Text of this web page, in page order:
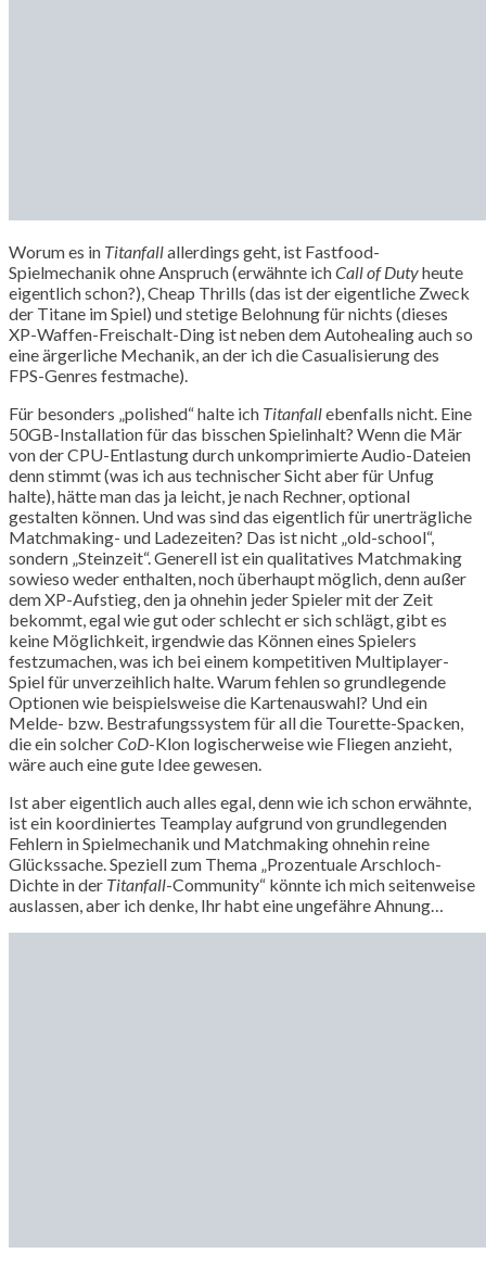
Worum es in Titanfallallerdings geht, ist Fastfood-
Spielmechanik ohne Anspruch (erwähnte ichCall of Dutyheute
eigentlich schon?), Cheap Thrills (das ist der eigentliche Zweck
der Titane im Spiel) und stetige Belohnung für nichts (dieses
XP-Waffen-Freischalt-Ding ist neben dem Autohealing auch so
eine ärgerliche Mechanik, an der ich die Casualisierung des
FPS-Genres festmache).
Für besonders „polished“ halte ich Titanfallebenfalls nicht. Eine
50GB-Installation für das bisschen Spielinhalt? Wenn die Mär
von der CPU-Entlastung durch unkomprimierte Audio-Dateien
denn stimmt (was ich aus technischer Sicht aber für Unfug
halte), hätte man das ja leicht, je nach Rechner, optional
gestalten können. Und was sind das eigentlich für unerträgliche
Matchmaking- und Ladezeiten? Das ist nicht „old-school“,
sondern „Steinzeit“. Generell ist ein qualitatives Matchmaking
sowieso weder enthalten, noch überhaupt möglich, denn außer
dem XP-Aufstieg, den ja ohnehin jeder Spieler mit der Zeit
bekommt, egal wie gut oder schlecht er sich schlägt, gibt es
keine Möglichkeit, irgendwie das Können eines Spielers
festzumachen, was ich bei einem kompetitiven Multiplayer-
Spiel für unverzeihlich halte. Warum fehlen so grundlegende
Optionen wie beispielsweise die Kartenauswahl? Und ein
Melde- bzw. Bestrafungssystem für all die Tourette-Spacken,
die ein solcherCoD-Klon logischerweise wie Fliegen anzieht,
wäre auch eine gute Idee gewesen.
Ist aber eigentlich auch alles egal, denn wie ich schon erwähnte,
ist ein koordiniertes Teamplay aufgrund von grundlegenden
Fehlern in Spielmechanik und Matchmaking ohnehin reine
Glückssache. Speziell zum Thema „Prozentuale Arschloch-
Dichte in der Titanfall-Community“ könnte ich mich seitenweise
auslassen, aber ich denke, Ihr habt eine ungefähre Ahnung…